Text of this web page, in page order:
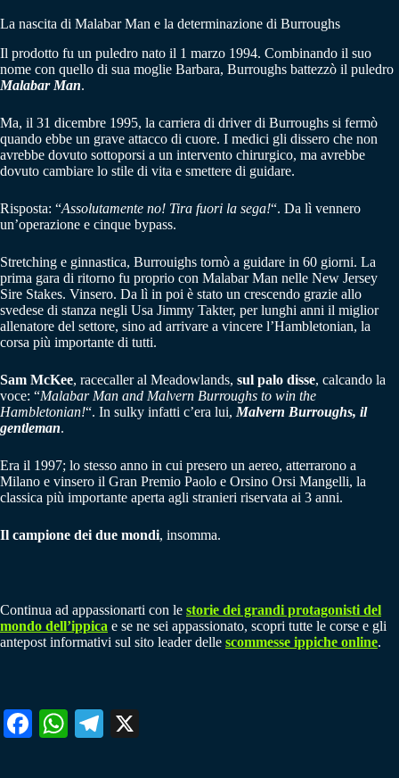
La nascita di Malabar Man e la determinazione di Burroughs
Il prodotto fu un puledro nato il 1 marzo 1994. Combinando il suo
nome con quello di sua moglie Barbara, Burroughs battezzò il puledro
Malabar Man.
Ma, il 31 dicembre 1995, la carriera di driver di Burroughs si fermò
quando ebbe un grave attacco di cuore. I medici gli dissero che non
avrebbe dovuto sottoporsi a un intervento chirurgico, ma avrebbe
dovuto cambiare lo stile di vita e smettere di guidare.
Risposta: “Assolutamente no! Tira fuori la sega!“. Da lì vennero
un’operazione e cinque bypass.
Stretching e ginnastica, Burrouighs tornò a guidare in 60 giorni. La
prima gara di ritorno fu proprio con Malabar Man nelle New Jersey
Sire Stakes. Vinsero. Da lì in poi è stato un crescendo grazie allo
svedese di stanza negli Usa Jimmy Takter, per lunghi anni il miglior
allenatore del settore, sino ad arrivare a vincere l’Hambletonian, la
corsa più importante di tutti.
Sam McKee, racecaller al Meadowlands, sul palo disse, calcando la
voce: “Malabar Man and Malvern Burroughs to win the
Hambletonian!“. In sulky infatti c’era lui, Malvern Burroughs, il
gentleman.
Era il 1997; lo stesso anno in cui presero un aereo, atterrarono a
Milano e vinsero il Gran Premio Paolo e Orsino Orsi Mangelli, la
classica più importante aperta agli stranieri riservata ai 3 anni.
Il campione dei due mondi, insomma.
Continua ad appassionarti con le storie dei grandi protagonisti del
mondo dell’ippica e se ne sei appassionato, scopri tutte le corse e gli
antepost informativi sul sito leader delle scommesse ippiche online.
Fa W
Te